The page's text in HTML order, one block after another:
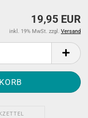
19,95 EUR
inkl. 19% MwSt. zzgl. Versand